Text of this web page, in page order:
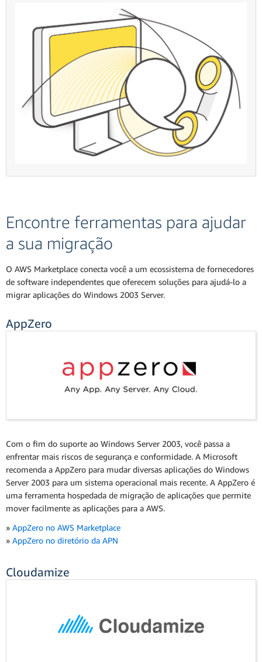
Encontre ferramentas para ajudar
a sua migração
O AWS Marketplace conecta você a um ecossistema de fornecedores
de software independentes que oferecem soluções para ajudá-lo a
migrar aplicações do Windows 2003 Server.
AppZero
Com o fim do suporte ao Windows Server 2003, você passa a
enfrentar mais riscos de segurança e conformidade. A Microsoft
recomenda a AppZero para mudar diversas aplicações do Windows
Server 2003 para um sistema operacional mais recente. A AppZero é
uma ferramenta hospedada de migração de aplicações que permite
mover facilmente as aplicações para a AWS.
» AppZero no AWS Marketplace
» AppZero no diretório da APN
Cloudamize